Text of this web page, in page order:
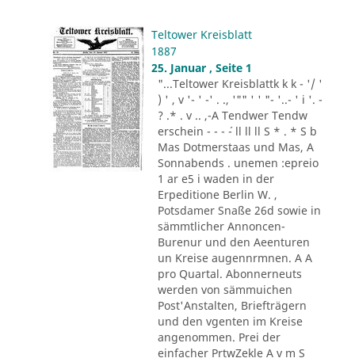
Teltower Kreisblatt
1887
25. Januar , Seite 1
"...Teltower Kreisblattk k k - '/ '
) ' , v '- ' -' . ., '"" ' ' "- '..- ' i '. -
? .* . v .. ,-A Tendwer Tendw
erschein - - - ´- ll ll ll S * . * S b
Mas Dotmerstaas und Mas, A
Sonnabends . unemen :epreio
1 ar e5 i waden in der
Erpeditione Berlin W. ,
Potsdamer Snaße 26d sowie in
sämmtlicher Annoncen-
Burenur und den Aeenturen
un Kreise augennrmnen. A A
pro Quartal. Abonnerneuts
werden von sämmuichen
Post'Anstalten, Briefträgern
und den vgenten im Kreise
angenommen. Prei der
einfacher PrtwZekle A v m S